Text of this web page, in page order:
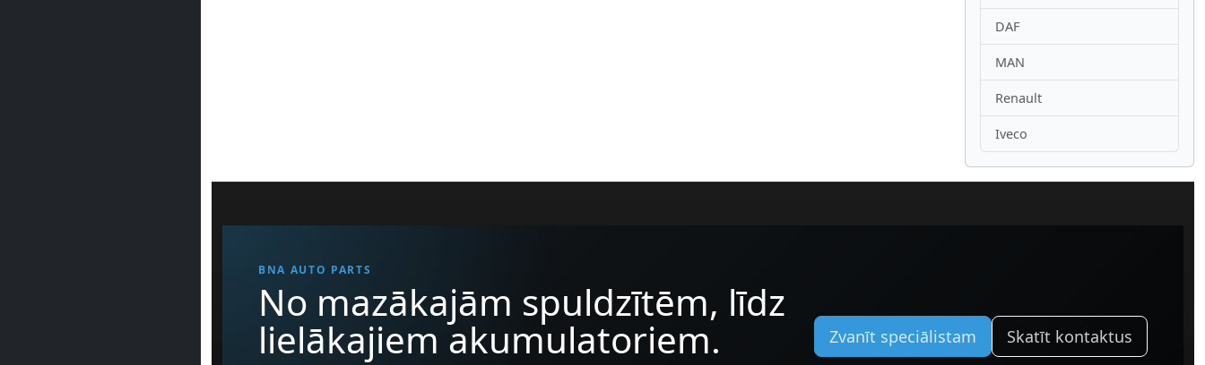
DAF
MAN
Renault
Iveco
BNA AUTO PARTS
No mazākajām spuldzītēm, līdz
lielākajiem akumulatoriem. Zvanīt speciālistam Skatīt kontaktus